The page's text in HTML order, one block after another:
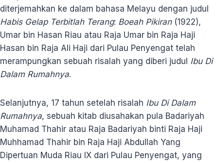
diterjemahkan ke dalam bahasa Melayu dengan judul
Habis Gelap Terbitlah Terang: Boeah Pikiran(1922),
Umar bin Hasan Riau atau Raja Umar bin Raja Haji
Hasan bin Raja Ali Haji dari Pulau Penyengat telah
merampungkan sebuah risalah yang diberi judul Ibu Di
Dalam Rumahnya.
Selanjutnya, 17 tahun setelah risalah Ibu Di Dalam
Rumahnya, sebuah kitab diusahakan pula Badariyah
Muhamad Thahir atau Raja Badariyah binti Raja Haji
Muhhamad Thahir bin Raja Haji Abdullah Yang
Dipertuan Muda Riau IX dari Pulau Penyengat, yang